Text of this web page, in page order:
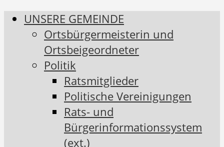
UNSERE GEMEINDE
Ortsbürgermeisterin und
Ortsbeigeordneter
Politik
Ratsmitglieder
Politische Vereinigungen
Rats- und
Bürgerinformationssystem
(ext.)